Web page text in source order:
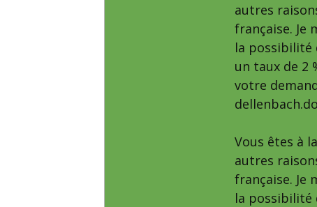
autres
française. Je
la possibilité
un taux de 2
votre
Vous êtes à
autres
française. Je
la possibilité